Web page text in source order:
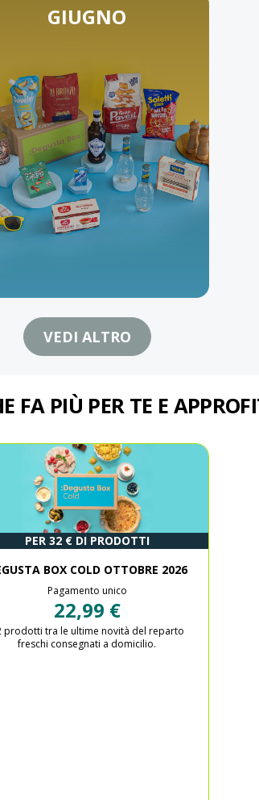
GIUGNO
VEDI ALTRO
FA PIÙ PER TE E
PER 32 € DI PRODOTTI
BOX COLD OTTOBRE 2026
Pagamento unico
22,99 €
prodotti tra le ultime novità del reparto
freschi consegnati a domicilio.